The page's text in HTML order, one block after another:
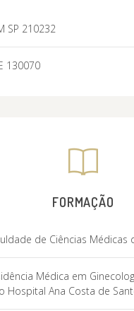
SP 210232
130070
FORMAÇÃO
de Ciências Médicas
Médica em
Hospital Ana Costa de